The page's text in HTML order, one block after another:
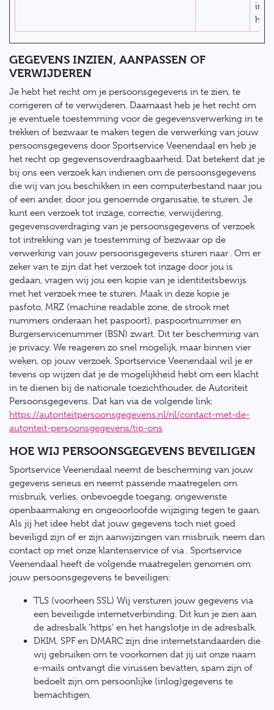
GEGEVENS INZIEN, AANPASSEN OF
VERWIJDEREN
Je hebt het recht om je persoonsgegevens in te zien, te
corrigeren of te verwijderen. Daarnaast heb je het recht om
je eventuele toestemming voor de gegevensverwerking in te
trekken of bezwaar te maken tegen de verwerking van jouw
persoonsgegevens door Sportservice Veenendaal en heb je
het recht op gegevensoverdraagbaarheid. Dat betekent dat je
bij ons een verzoek kan indienen om de persoonsgegevens
die wij van jou beschikken in een computerbestand naar jou
of een ander, door jou genoemde organisatie, te sturen. Je
kunt een verzoek tot inzage, correctie, verwijdering,
gegevensoverdraging van je persoonsgegevens of verzoek
tot intrekking van je toestemming of bezwaar op de
verwerking van jouw persoonsgegevens sturen naar . Om er
zeker van te zijn dat het verzoek tot inzage door jou is
gedaan, vragen wij jou een kopie van je identiteitsbewijs
met het verzoek mee te sturen. Maak in deze kopie je
pasfoto, MRZ (machine readable zone, de strook met
nummers onderaan het paspoort), paspoortnummer en
Burgerservicenummer (BSN) zwart. Dit ter bescherming van
je privacy. We reageren zo snel mogelijk, maar binnen vier
weken, op jouw verzoek. Sportservice Veenendaal wil je er
tevens op wijzen dat je de mogelijkheid hebt om een klacht
in te dienen bij de nationale toezichthouder, de Autoriteit
Persoonsgegevens. Dat kan via de volgende link:
https://autoriteitpersoonsgegevens.nl/nl/contact-met-de-
autoriteit-persoonsgegevens/tip-ons
HOE WIJ PERSOONSGEGEVENS BEVEILIGEN
Sportservice Veenendaal neemt de bescherming van jouw
gegevens serieus en neemt passende maatregelen om
misbruik, verlies, onbevoegde toegang, ongewenste
openbaarmaking en ongeoorloofde wijziging tegen te gaan.
Als jij het idee hebt dat jouw gegevens toch niet goed
beveiligd zijn of er zijn aanwijzingen van misbruik, neem dan
contact op met onze klantenservice of via . Sportservice
Veenendaal heeft de volgende maatregelen genomen om
jouw persoonsgegevens te beveiligen:
TLS (voorheen SSL) Wij versturen jouw gegevens via
een beveiligde internetverbinding. Dit kun je zien aan
de adresbalk 'https' en het hangslotje in de adresbalk.
DKIM, SPF en DMARC zijn drie internetstandaarden die
wij gebruiken om te voorkomen dat jij uit onze naam
e-mails ontvangt die virussen bevatten, spam zijn of
bedoelt zijn om persoonlijke (inlog)gegevens te
bemachtigen.